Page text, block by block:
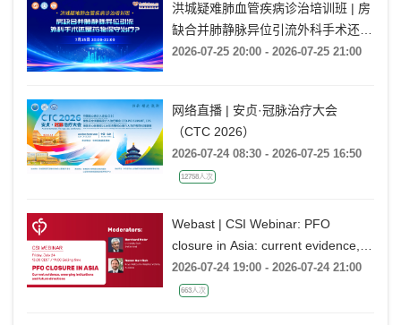
洪城疑难肺血管疾病诊治培训班 | 房
缺合并肺静脉异位引流外科手术还是
药物保守治疗?
2026-07-25 20:00 - 2026-07-25 21:00
网络直播 | 安贞·冠脉治疗大会
（CTC 2026）
2026-07-24 08:30 - 2026-07-25 16:50
12758人次
Webast | CSI Webinar: PFO
closure in Asia: current evidence,
emerging indications and future
directions
2026-07-24 19:00 - 2026-07-24 21:00
663人次